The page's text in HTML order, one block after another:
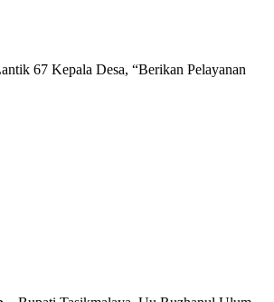
67 Kepala Desa, “Berikan Pelayanan